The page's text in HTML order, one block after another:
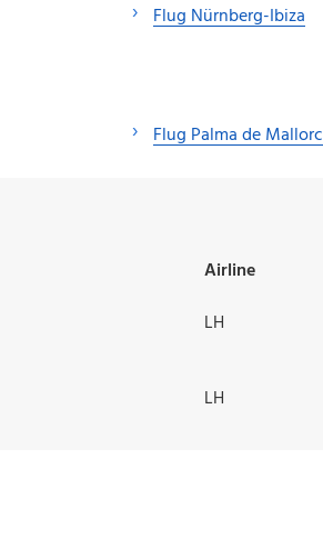
Flug Nürnberg-Ibiza
Flug Palma de
Airline
LH
LH